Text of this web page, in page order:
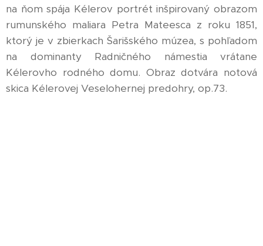
na ňom spája Kélerov portrét inšpirovaný obrazom
rumunského maliara Petra Mateesca z roku 1851,
ktorý je v zbierkach Šarišského múzea, s pohľadom
na dominanty Radničného námestia vrátane
Kélerovho rodného domu. Obraz dotvára notová
skica Kélerovej Veselohernej predohry, op.73.